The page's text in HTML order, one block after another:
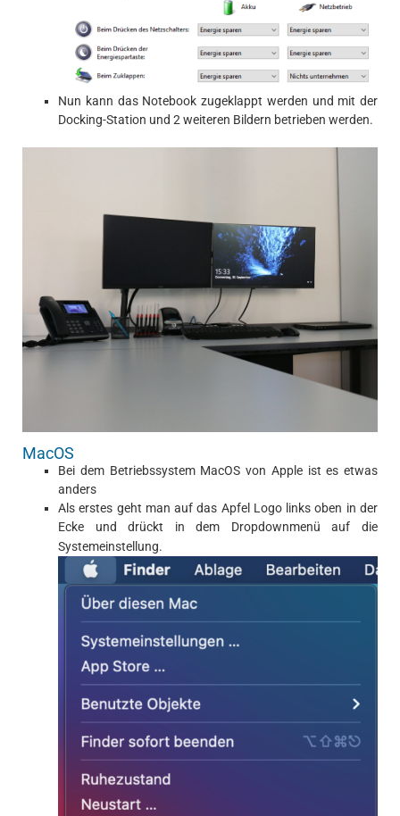
Nun kann das Notebook zugeklappt werden und mit der
Docking-Station und 2 weiteren Bildern betrieben werden.
MacOS
Bei dem Betriebssystem MacOS von Apple ist es etwas
anders
Als erstes geht man auf das Apfel Logo links oben in der
Ecke und drückt in dem Dropdownmenü auf die
Systemeinstellung.